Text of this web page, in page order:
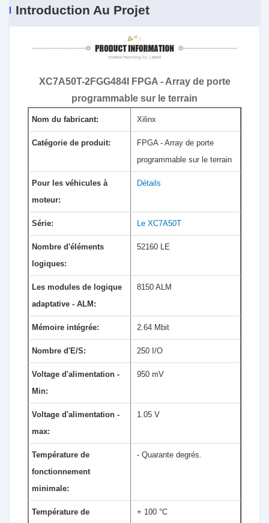
Introduction Au Projet
XC7A50T-2FGG484I FPGA - Array de porte
programmable sur le terrain
Nom du fabricant: Xilinx
Catégorie de produit:
FPGA - Array de porte
programmable sur le terrain
Pour les véhicules à
moteur:
Détails
Série: Le XC7A50T
Nombre d'éléments
logiques:
52160 LE
Les modules de logique
adaptative - ALM:
8150 ALM
Mémoire intégrée: 2.64 Mbit
Nombre d'E/S: 250 I/O
Voltage d'alimentation -
Min:
950 mV
Voltage d'alimentation -
max:
1.05 V
Température de
fonctionnement
minimale:
- Quarante degrés.
Température de
+ 100 °C